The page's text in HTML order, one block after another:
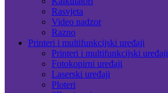
Rasvjeta
Video nadzor
Razno
Printeri i multifunkcijski uređaji
Printeri i multifunkcijski uređaji
Fotokopirni uređaji
Laserski uređaji
Ploteri